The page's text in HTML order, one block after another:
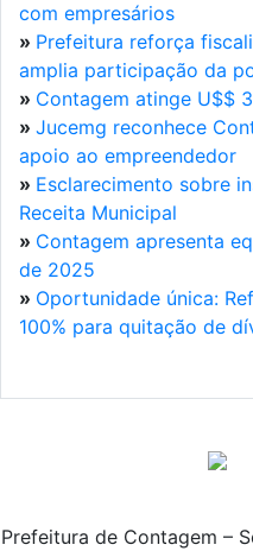
com empresários
» Prefeitura reforça
amplia participação da
» Contagem atinge U$$
» Jucemg reconhece
apoio ao empreendedor
» Esclarecimento sobre
Receita Municipal
» Contagem apresenta
de 2025
» Oportunidade única:
100% para quitação de
Prefeitura de Contagem –